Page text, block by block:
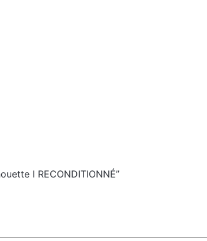
I RECONDITIONNÉ”